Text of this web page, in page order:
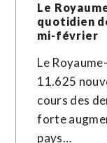
Le
quotidien
mi-février
Le
11.625
cours des
forte
pays…